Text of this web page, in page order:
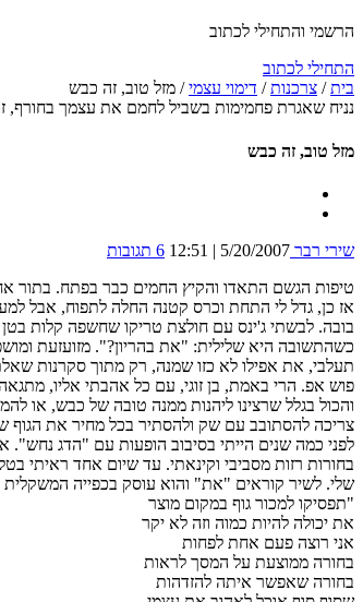
הרשמי והתחילי לכתוב
התחילי לכתוב
בית/ צרכנות/ דימוי עצמי/ מזל טוב, זה כבש
נניח שאגרת פחמימות בשביל לחמם את עצמך בחורף,
מזל טוב, זה כבש
שירי רבר 5/20/2007 | 12:51
6 תגובות
טיפות הגשם התאדו והקיץ החמים כבר בפתח. בתור
אז כן, גדל לי התחת וכרס קטנה החלה לתפוח, אבל
בובה. לבשתי ג'ינס עם חולצת טריקו שחשפה קלות
כשהתשובה היא שלילית: "את בהריון?". מזועזעת
תעלבי, את אפילו לא כזו שמנה, רק מתוך סקרנות
פוש אפ. הרי באמת, בן זוגי, עם כל אהבתי אליו,
צריכה להסתובב עם שק ולהסתיר בכל מחיר את הגוף
לפני כמה שנים הייתי בסיבוב הופעות עם "הדג
בחורות רזות מסביבי וקינאתי. עד שיום אחד ראיתי
שלי. לשיר קוראים "את" והוא עוסק בכפייה
"תפסיקו למכור גוף במקום מוצר
את יכולה להיות כמוה וזה לא יקר
אני רוצה פעם אחת לפחות
בחורה ממוצעת על המסך לראות
בחורה שאפשר איתה להזדהות